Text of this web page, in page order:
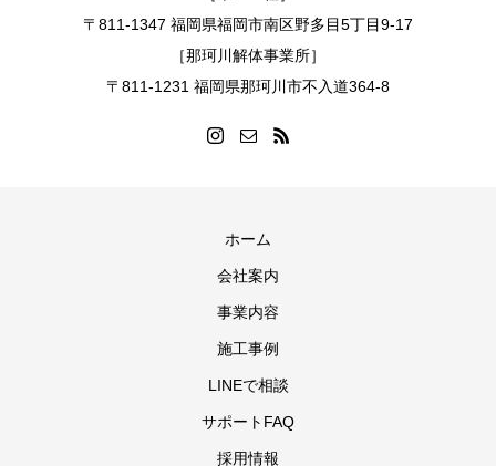
〒811-1347 福岡県福岡市南区野多目5丁目9-17
［那珂川解体事業所］
〒811-1231 福岡県那珂川市不入道364-8
ホーム
会社案内
事業内容
施工事例
LINEで相談
サポートFAQ
採用情報